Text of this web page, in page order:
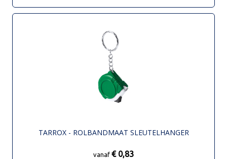
TARROX - ROLBANDMAAT SLEUTELHANGER
vanaf € 0,83